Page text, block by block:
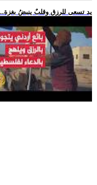
.. يد تسعى للرزق وقلبٌ ينبضُ